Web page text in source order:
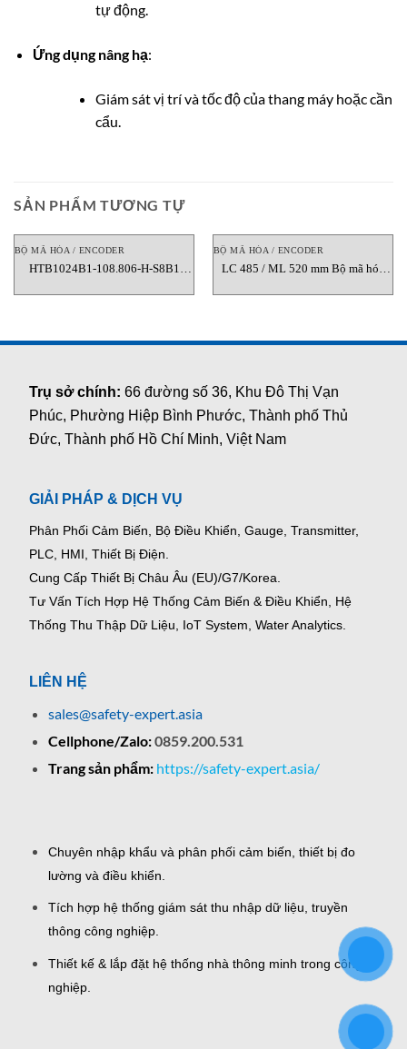
tự động.
Ứng dụng nâng hạ:
Giám sát vị trí và tốc độ của thang máy hoặc cần
cẩu.
SẢN PHẨM TƯƠNG TỰ
BỘ MÃ HÓA / ENCODER
HTB1024B1-108.806-H-S8B1
Vietnam
BỘ MÃ HÓA / ENCODER
LC 485 / ML 520 mm Bộ mã hóa
Trụ sở chính:66 đường số 36, Khu Đô Thị Vạn
Phúc, Phường Hiệp Bình Phước, Thành phố Thủ
Đức, Thành phố Hồ Chí Minh, Việt Nam
GIẢI PHÁP & DỊCH VỤ
Phân Phối Cảm Biến, Bộ Điều Khiển, Gauge, Transmitter,
PLC, HMI, Thiết Bị Điện.
Cung Cấp Thiết Bị Châu Âu (EU)/G7/Korea.
Tư Vấn Tích Hợp Hệ Thống Cảm Biến & Điều Khiển, Hệ
Thống Thu Thập Dữ Liệu, IoT System, Water Analytics.
LIÊN HỆ
sales@safety-expert.asia
Cellphone/Zalo:0859.200.531
Trang sản phẩm: https://safety-expert.asia/
Chuyên nhập khẩu và phân phối cảm biến, thiết bị đo
lường và điều khiển.
Tích hợp hệ thống giám sát thu nhập dữ liệu, truyền
thông công nghiệp.
Thiết kế & lắp đặt hệ thống nhà thông minh trong công
nghiệp.